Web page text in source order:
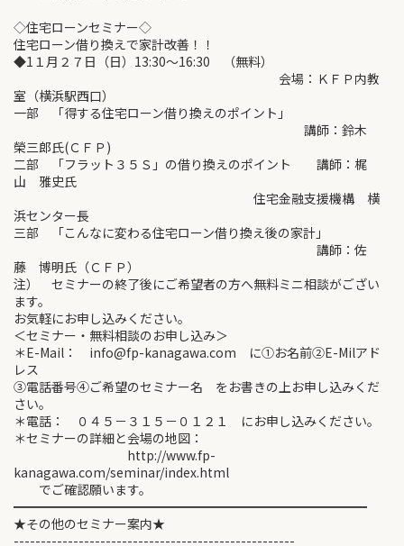
◇住宅ローンセミナー◇
住宅ローン借り換えで家計改善！！
◆1１月２７日（日）13:30～16:30 （無料）
会場：ＫＦＰ内教
室（横浜駅西口）
一部 「得する住宅ローン借り換えのポイント」
講師：鈴木
榮三郎氏(ＣＦＰ)
二部 「フラット３５Ｓ」の借り換えのポイント 講師：梶
山 雅史氏
住宅金融支援機構 横
浜センター長
三部 「こんなに変わる住宅ローン借り換え後の家計」
講師：佐
藤 博明氏（ＣＦＰ）
注） セミナーの終了後にご希望者の方へ無料ミニ相談がござい
ます。
お気軽にお申し込みください。
＜セミナー・無料相談のお申し込み＞
＊E-Mail： info@fp-kanagawa.com に①お名前②E-Milアド
レス
③電話番号④ご希望のセミナー名 をお書きの上お申し込みくだ
さい。
＊電話： ０４５－３１５－０１２１ にお申し込みください。
＊セミナーの詳細と会場の地図：
http://www.fp-
kanagawa.com/seminar/index.html
でご確認願います。
━━━━━━━━━━━━━━━━━━━━━━━━━━━━
★その他のセミナー案内★
----------------------------------------------------